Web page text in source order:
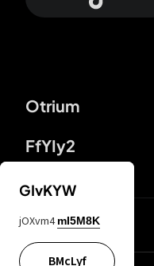
Otrium
FfYIy2
DDcvSo
GIvKYW
jOXvm4 mI5M8K
BMcLyf